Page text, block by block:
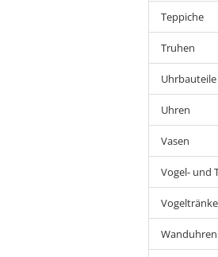
Teppiche
Truhen
Uhrbauteile
Uhren
Vasen
Vogel- und